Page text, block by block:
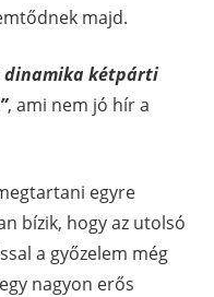
majd.
dinamika kétpárti
, ami nem jó hír a
egyre
bízik, hogy az utolsó
a győzelem még
nagyon erős